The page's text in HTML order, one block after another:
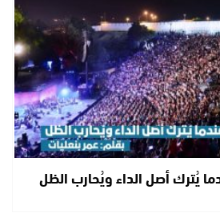
يُترك أصل الداء ويُحارب الظل